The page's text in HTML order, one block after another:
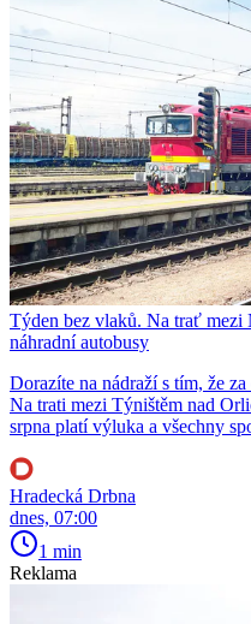
Týden bez vlaků. Na trať mezi
náhradní autobusy
Dorazíte na nádraží s tím, že
Na trati mezi Týništěm nad
srpna platí výluka a všechny
Hradecká Drbna
dnes, 07:00
1 min
Reklama